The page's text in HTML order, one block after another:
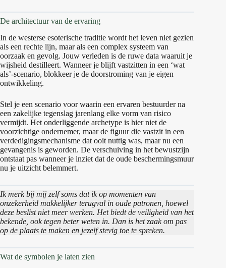
De architectuur van de ervaring
In de westerse esoterische traditie wordt het leven niet gezien
als een rechte lijn, maar als een complex systeem van
oorzaak en gevolg. Jouw verleden is de ruwe data waaruit je
wijsheid destilleert. Wanneer je blijft vastzitten in een ‘wat
als’-scenario, blokkeer je de doorstroming van je eigen
ontwikkeling.
Stel je een scenario voor waarin een ervaren bestuurder na
een zakelijke tegenslag jarenlang elke vorm van risico
vermijdt. Het onderliggende archetype is hier niet de
voorzichtige ondernemer, maar de figuur die vastzit in een
verdedigingsmechanisme dat ooit nuttig was, maar nu een
gevangenis is geworden. De verschuiving in het bewustzijn
ontstaat pas wanneer je inziet dat de oude beschermingsmuur
nu je uitzicht belemmert.
Ik merk bij mij zelf soms dat ik op momenten van
onzekerheid makkelijker terugval in oude patronen, hoewel
deze beslist niet meer werken. Het biedt de veiligheid van het
bekende, ook tegen beter weten in. Dan is het zaak om pas
op de plaats te maken en jezelf stevig toe te spreken.
Wat de symbolen je laten zien